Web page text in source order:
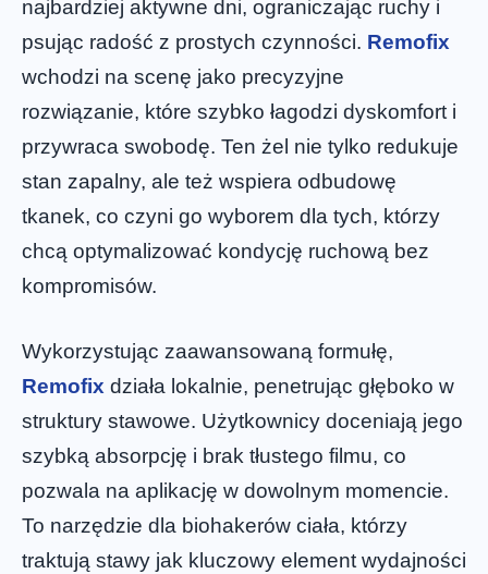
najbardziej aktywne dni, ograniczając ruchy i
psując radość z prostych czynności. Remofix
wchodzi na scenę jako precyzyjne
rozwiązanie, które szybko łagodzi dyskomfort i
przywraca swobodę. Ten żel nie tylko redukuje
stan zapalny, ale też wspiera odbudowę
tkanek, co czyni go wyborem dla tych, którzy
chcą optymalizować kondycję ruchową bez
kompromisów.
Wykorzystując zaawansowaną formułę,
Remofix działa lokalnie, penetrując głęboko w
struktury stawowe. Użytkownicy doceniają jego
szybką absorpcję i brak tłustego filmu, co
pozwala na aplikację w dowolnym momencie.
To narzędzie dla biohakerów ciała, którzy
traktują stawy jak kluczowy element wydajności